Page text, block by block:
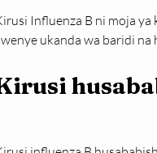
Influenza B ni moja ya
ukanda wa baridi